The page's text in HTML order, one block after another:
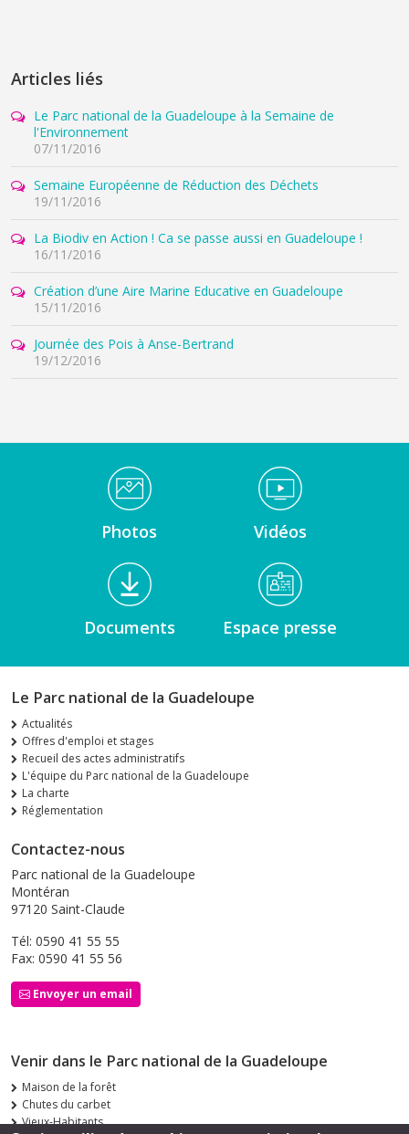
Articles liés
Le Parc national de la Guadeloupe à la Semaine de
l'Environnement
07/11/2016
Semaine Européenne de Réduction des Déchets
19/11/2016
La Biodiv en Action ! Ca se passe aussi en Guadeloupe !
16/11/2016
Création d’une Aire Marine Educative en Guadeloupe
15/11/2016
Journée des Pois à Anse-Bertrand
19/12/2016
Médiathèque Footer
Photos Vidéos
Documents Espace presse
Le Parc national de la Guadeloupe
Actualités
Offres d'emploi et stages
Recueil des actes administratifs
L'équipe du Parc national de la Guadeloupe
La charte
Réglementation
Contactez-nous
Parc national de la Guadeloupe
Montéran
97120 Saint-Claude
Tél: 0590 41 55 55
Fax: 0590 41 55 56
Envoyer un email
Venir dans le Parc national de la Guadeloupe
Maison de la forêt
Chutes du carbet
Vieux-Habitants